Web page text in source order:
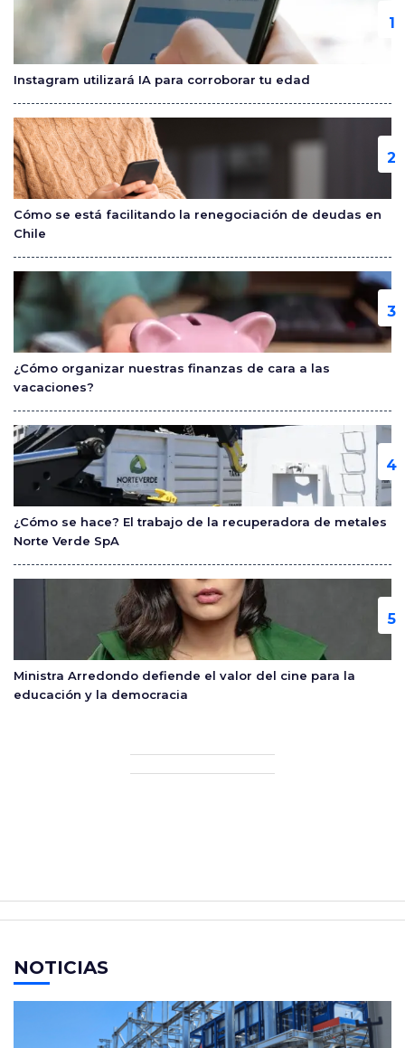
b
o
o
k
ar
tir
Instagram utilizará IA para corroborar tu edad
Cómo se está facilitando la renegociación de deudas en
Chile
¿Cómo organizar nuestras finanzas de cara a las
vacaciones?
¿Cómo se hace? El trabajo de la recuperadora de metales
Norte Verde SpA
Ministra Arredondo defiende el valor del cine para la
educación y la democracia
NOTICIAS